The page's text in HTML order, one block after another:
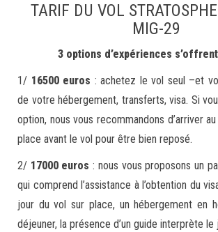
TARIF DU VOL
MIG-29
3 options d’expériences
1/ 16500 euros : achetez le vol seul –et
de votre hébergement, transferts, visa. Si
option, nous vous recommandons d’arriver
place avant le vol pour être bien reposé.
2/ 17000 euros : nous vous proposons un
qui comprend l’assistance à l’obtention du
jour du vol sur place, un hébergement en
déjeuner, la présence d’un guide interprète le